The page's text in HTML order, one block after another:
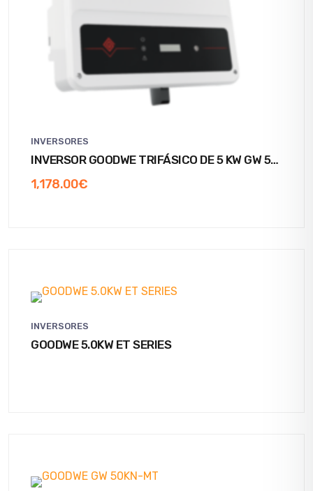
INVERSORES
INVERSOR GOODWE TRIFÁSICO DE 5 KW GW 5K-
1,178.00€
INVERSORES
GOODWE 5.0KW ET SERIES